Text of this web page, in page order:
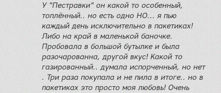
У "Пестравки" он какой то особенный,
топлённый.. но есть одно НО... я пью
каждый день исключительно в пакетиках!
Либо на край в маленькой баночке.
Пробовала в большой бутылке и была
разочарованна, другой вкус! Какой то
газированный.. думала испорченный, но нет
. Три раза покупала и не пила в итоге.. но в
пакетиках это просто моя любовь! Очень